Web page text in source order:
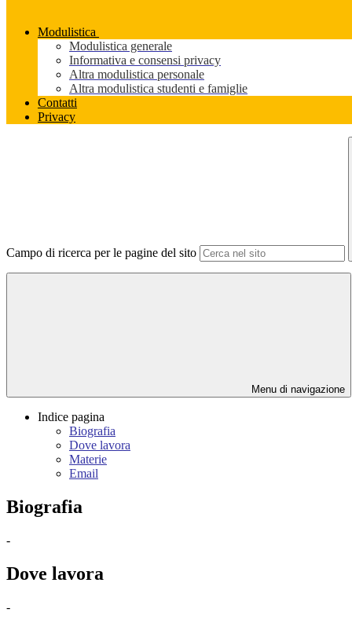
Modulistica
Modulistica generale
Informativa e consensi privacy
Altra modulistica personale
Altra modulistica studenti e famiglie
Contatti
Privacy
Campo di ricerca per le pagine del sito
Menu di navigazione
Indice pagina
Biografia
Dove lavora
Materie
Email
Biografia
-
Dove lavora
-